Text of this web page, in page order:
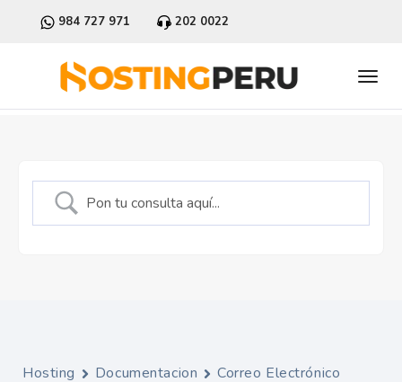
984 727 971 202 0022
Hosting Documentacion Correo Electrónico